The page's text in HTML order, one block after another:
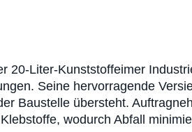
20-Liter-Kunststoffeimer
Seine hervorragende
Baustelle übersteht.
wodurch Abfall